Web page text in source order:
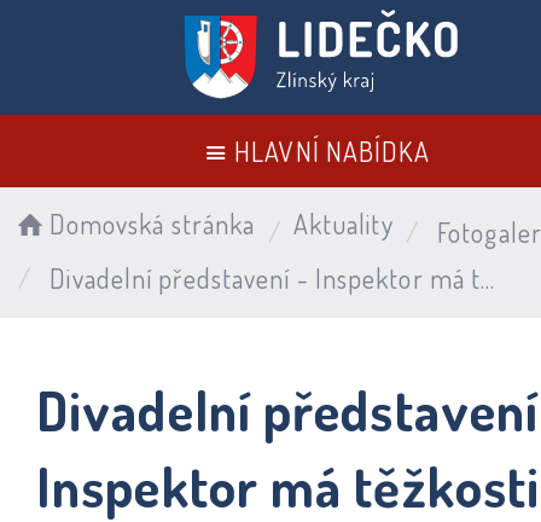
HLAVNÍ NABÍDKA
Domovská stránka Aktuality
Divadelní představení - Inspektor má těžkosti 8. 3. 2026
Divadelní
Inspektor má těžkosti